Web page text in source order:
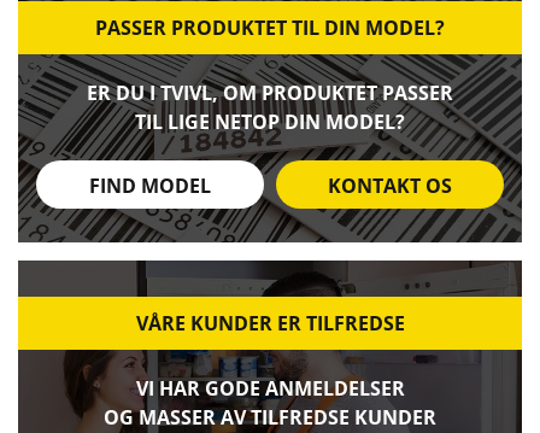
PASSER PRODUKTET TIL DIN MODEL?
ER DU I TVIVL, OM PRODUKTET PASSER
TIL LIGE NETOP DIN MODEL?
FIND MODEL KONTAKT OS
VÅRE KUNDER ER TILFREDSE
VI HAR GODE ANMELDELSER
OG MASSER AV TILFREDSE KUNDER